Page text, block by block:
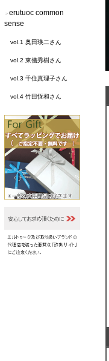
＞ erutuoc common
sense
vol.1 奥田瑛二さん
vol.2 東儀秀樹さん
vol.3 千住真理子さん
vol.4 竹田恆和さん